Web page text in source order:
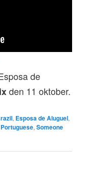
de
den 11 oktober.
, Esposa de Aluguel,
Portuguese,Someone